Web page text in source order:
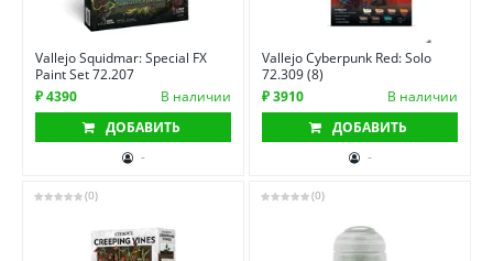
Vallejo Squidmar: Special FX
Paint Set 72.207
₽ 4390
В наличии
ДОБАВИТЬ
-
Vallejo Cyberpunk Red: Solo
72.309 (8)
₽ 3910
В наличии
ДОБАВИТЬ
-
(0) (0)